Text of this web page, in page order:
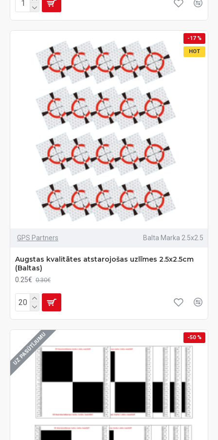
HOT
-17 %
GPS Partners Balta Marka 2.5x2.5
Augstas kvalitātes atstarojošas uzlīmes 2.5x2.5cm
(Baltas)
0.25€ 0.30€
-50 %
UZ PASŪTĪJUMU